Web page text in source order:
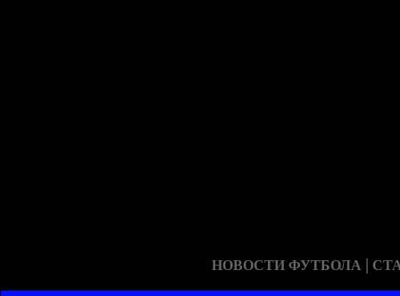
НОВОСТИ ФУТБОЛА |